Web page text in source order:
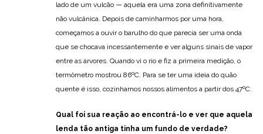
lado de um vulcão — aquela era uma zona definitivamente
não vulcânica. Depois de caminharmos por uma hora,
começamos a ouvir o barulho do que parecia ser uma onda
que se chocava incessantemente e ver alguns sinais de vapor
entre as árvores. Quando vi o rio e fiz a primeira medição, o
termômetro mostrou 86ºC. Para se ter uma ideia do quão
quente é isso, cozinhamos nossos alimentos a partir dos 47ºC.
Qual foi sua reação ao encontrá-lo e ver que aquela
lenda tão antiga tinha um fundo de verdade?